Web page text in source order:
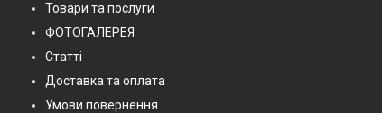
Товари та послуги
ФОТОГАЛЕРЕЯ
Статті
Доставка та оплата
Умови повернення